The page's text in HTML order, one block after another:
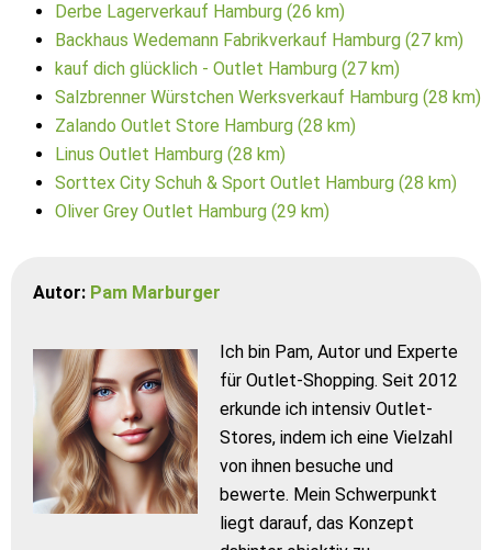
Derbe Lagerverkauf Hamburg (26 km)
Backhaus Wedemann Fabrikverkauf Hamburg (27 km)
kauf dich glücklich - Outlet Hamburg (27 km)
Salzbrenner Würstchen Werksverkauf Hamburg (28 km)
Zalando Outlet Store Hamburg (28 km)
Linus Outlet Hamburg (28 km)
Sorttex City Schuh & Sport Outlet Hamburg (28 km)
Oliver Grey Outlet Hamburg (29 km)
Autor: Pam Marburger
Ich bin Pam, Autor und Experte
für Outlet-Shopping. Seit 2012
erkunde ich intensiv Outlet-
Stores, indem ich eine Vielzahl
von ihnen besuche und
bewerte. Mein Schwerpunkt
liegt darauf, das Konzept